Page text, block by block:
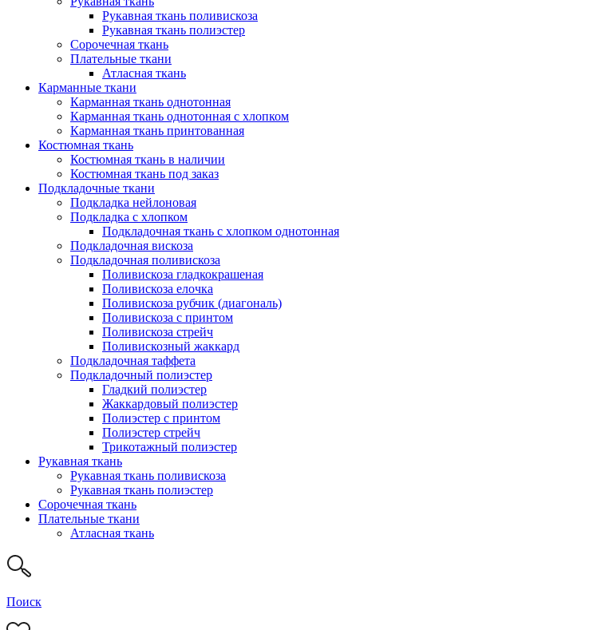
Рукавная ткань поливискоза
Рукавная ткань полиэстер
Сорочечная ткань
Плательные ткани
Атласная ткань
Карманные ткани
Карманная ткань однотонная
Карманная ткань однотонная с хлопком
Карманная ткань принтованная
Костюмная ткань
Костюмная ткань в наличии
Костюмная ткань под заказ
Подкладочные ткани
Подкладка нейлоновая
Подкладка с хлопком
Подкладочная ткань с хлопком однотонная
Подкладочная вискоза
Подкладочная поливискоза
Поливискоза гладкокрашеная
Поливискоза елочка
Поливискоза рубчик (диагональ)
Поливискоза с принтом
Поливискоза стрейч
Поливискозный жаккард
Подкладочная таффета
Подкладочный полиэстер
Гладкий полиэстер
Жаккардовый полиэстер
Полиэстер с принтом
Полиэстер стрейч
Трикотажный полиэстер
Рукавная ткань
Рукавная ткань поливискоза
Рукавная ткань полиэстер
Сорочечная ткань
Плательные ткани
Атласная ткань
Поиск